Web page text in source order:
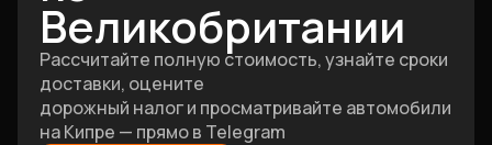
Великобритании
Рассчитайте полную стоимость, узнайте сроки
доставки, оцените
дорожный налог и просматривайте автомобили
на Кипре — прямо в Telegram